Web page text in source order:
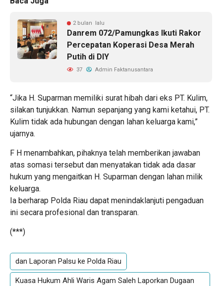
2 bulan lalu
Danrem 072/Pamungkas Ikuti Rakor
Percepatan Koperasi Desa Merah
Putih di DIY
37 Admin Faktanusantara
“Jika H. Suparman memiliki surat hibah dari eks PT. Kulim,
silakan tunjukkan. Namun sepanjang yang kami ketahui, PT.
Kulim tidak ada hubungan dengan lahan keluarga kami,”
ujarnya.
F H menambahkan, pihaknya telah memberikan jawaban
atas somasi tersebut dan menyatakan tidak ada dasar
hukum yang mengaitkan H. Suparman dengan lahan milik
keluarga.
Ia berharap Polda Riau dapat menindaklanjuti pengaduan
ini secara profesional dan transparan.
(***)
dan Laporan Palsu ke Polda Riau
Kuasa Hukum Ahli Waris Agam Saleh Laporkan Dugaan